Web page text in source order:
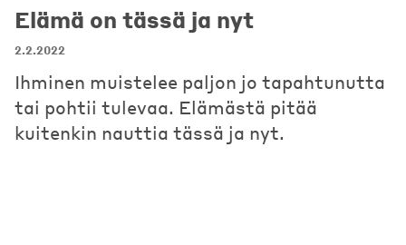
Elämä on tässä ja nyt
2.2.2022
Ihminen muistelee paljon jo tapahtunutta
tai pohtii tulevaa. Elämästä pitää
kuitenkin nauttia tässä ja nyt.